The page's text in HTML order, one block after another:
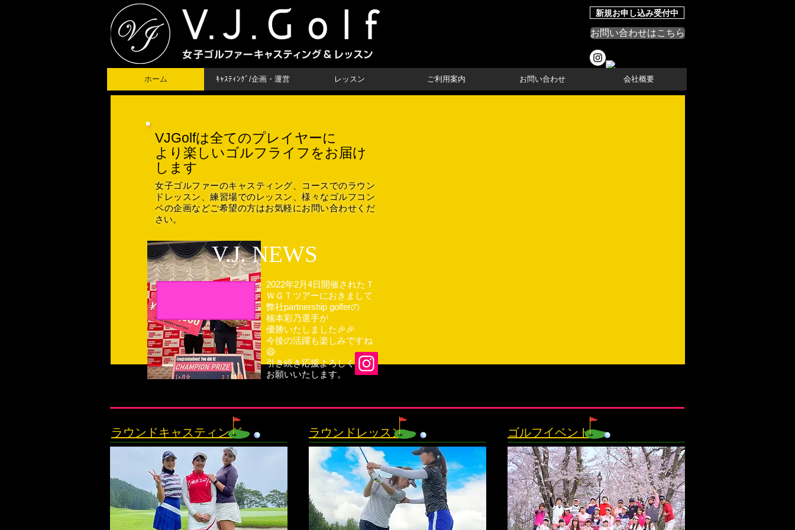
新規お申し込み受付中
お問い合わせはこちら
ホーム ｷｬｽﾃｨﾝｸﾞ/企画・運営 レッスン ご利用案内 お問い合わせ 会社概要
VJGolfは全てのプレイヤーに
より楽しいゴルフライフをお届け
します
女子ゴルファーのキャスティング、コースでのラウン
ドレッスン、練習場でのレッスン、様々なゴルフコン
ペの企画などご希望の方はお気軽にお問い合わせくだ
さい。
V.J. NEWS
2022年2月4日開催されたＴ
ＷＧＴツアーにおきまして
弊社partnership golferの
楠本彩乃選手が
優勝いたしました🎉🎉
今後の活躍も楽しみですね
😄
引き続き応援よろしく
お願いいたします。
ラウンドキャスティング ラウンドレッスン ゴルフイベント